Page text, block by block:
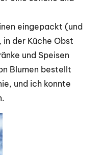
eingepackt (und
der Küche Obst
und Speisen
Blumen bestellt
und ich konnte